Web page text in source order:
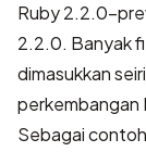
Ruby 2.2.0-
2.2.0. Banyak
dimasukkan
perkembangan
Sebagai